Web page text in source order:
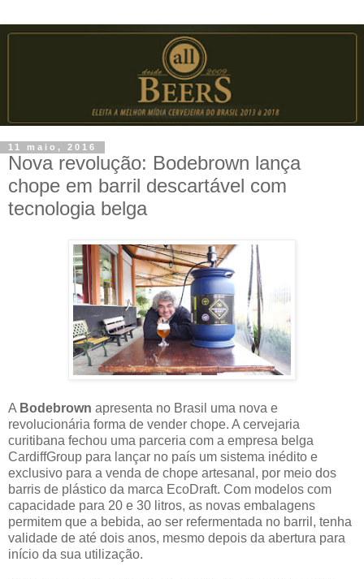
11 maio, 2016
Nova revolução: Bodebrown lança
chope em barril descartável com
tecnologia belga
A Bodebrown apresenta no Brasil uma nova e
revolucionária forma de vender chope. A cervejaria
curitibana fechou uma parceria com a empresa belga
CardiffGroup para lançar no país um sistema inédito e
exclusivo para a venda de chope artesanal, por meio dos
barris de plástico da marca EcoDraft. Com modelos com
capacidade para 20 e 30 litros, as novas embalagens
permitem que a bebida, ao ser refermentada no barril, tenha
validade de até dois anos, mesmo depois da abertura para
início da sua utilização.